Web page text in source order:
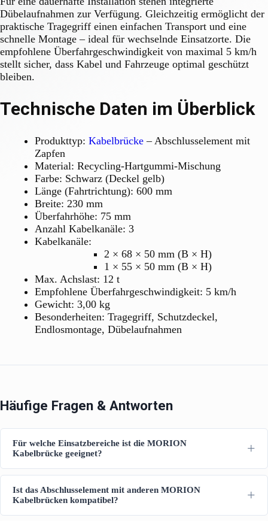
Dübelaufnahmen zur Verfügung. Gleichzeitig ermöglicht der
praktische Tragegriff einen einfachen Transport und eine
schnelle Montage – ideal für wechselnde Einsatzorte. Die
empfohlene Überfahrgeschwindigkeit von maximal 5 km/h
stellt sicher, dass Kabel und Fahrzeuge optimal geschützt
bleiben.
Technische Daten im Überblick
Produkttyp: Kabelbrücke – Abschlusselement mit
Zapfen
Material: Recycling-Hartgummi-Mischung
Farbe: Schwarz (Deckel gelb)
Länge (Fahrtrichtung): 600 mm
Breite: 230 mm
Überfahrhöhe: 75 mm
Anzahl Kabelkanäle: 3
Kabelkanäle:
2 × 68 × 50 mm (B × H)
1 × 55 × 50 mm (B × H)
Max. Achslast: 12 t
Empfohlene Überfahrgeschwindigkeit: 5 km/h
Gewicht: 3,00 kg
Besonderheiten: Tragegriff, Schutzdeckel,
Endlosmontage, Dübelaufnahmen
Häufige Fragen & Antworten
Für welche Einsatzbereiche ist die MORION
Kabelbrücke geeignet?
Ist das Abschlusselement mit anderen MORION
Kabelbrücken kompatibel?